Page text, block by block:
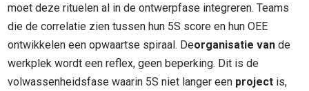
moet deze rituelen al in de ontwerpfase integreren. Teams
die de correlatie zien tussen hun 5S score en hun OEE
ontwikkelen een opwaartse spiraal. Deorganisatie van de
werkplek wordt een reflex, geen beperking. Dit is de
volwassenheidsfase waarin 5S niet langer een project is,